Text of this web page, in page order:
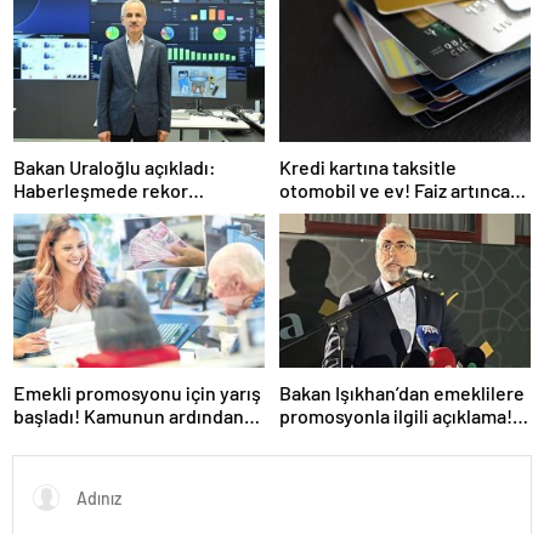
Bakan Uraloğlu açıkladı:
Haberleşmede rekor
büyüme!
Kredi kartına taksitle
otomobil ve ev! Faiz artınca
vatandaş alternatiflere
yöneldi
Emekli promosyonu için yarış
başladı! Kamunun ardından
Bakan Işıkhan’dan emeklilere
promosyonla ilgili açıklama!
başlandı’